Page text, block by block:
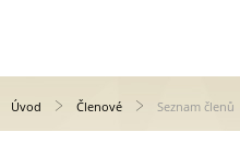
Úvod Členové Seznam členů